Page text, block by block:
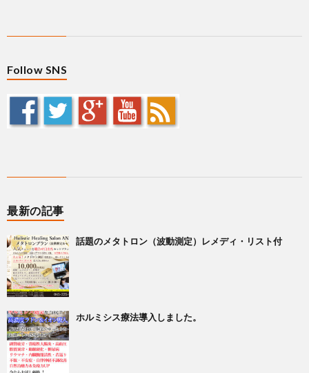
Follow SNS
最新の記事
話題のメタトロン（波動測定）レメディ・リスト付
ホルミシス療法導入しました。